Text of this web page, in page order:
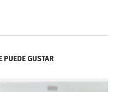
PUEDE GUSTAR